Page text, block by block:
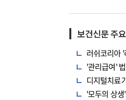
보건신문 주
러쉬코리아
'관리급여'
디지털치료
'모두의 상